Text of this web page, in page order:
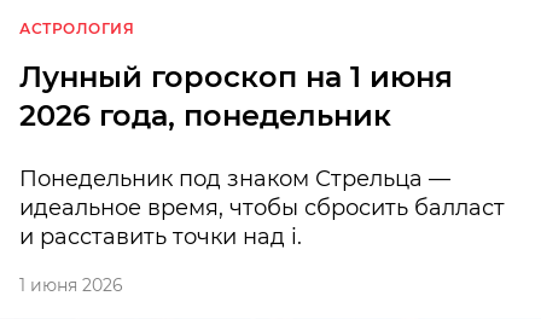
АСТРОЛОГИЯ
Лунный гороскоп на 1 июня
2026 года, понедельник
Понедельник под знаком Стрельца —
идеальное время, чтобы сбросить балласт
и расставить точки над i.
1 июня 2026